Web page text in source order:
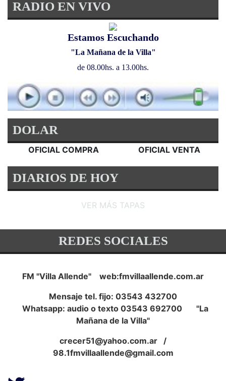
RADIO EN VIVO
Estamos Escuchando
"La Mañana de la Villa"
de 08.00hs. a 13.00hs.
DOLAR
OFICIAL COMPRA OFICIAL VENTA
DIARIOS DE HOY
VER MÁS TAPAS
REDES SOCIALES
FM "Villa Allende" web:fmvillaallende.com.ar
Mensaje tel. fijo: 03543 432700
Whatsapp: audio o texto 03543 692700 "La
Mañana de la Villa"
crecer51@yahoo.com.ar /
98.1fmvillaallende@gmail.com